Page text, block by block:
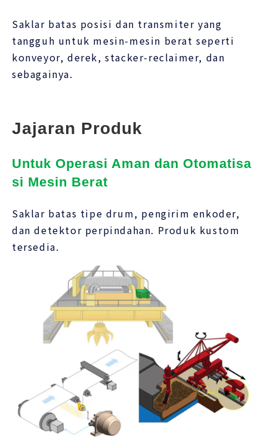
Saklar batas posisi dan transmiter yang
tangguh untuk mesin-mesin berat seperti
konveyor, derek, stacker-reclaimer, dan
sebagainya.
Jajaran Produk
Untuk Operasi Aman dan Otomatisa
si Mesin Berat
Saklar batas tipe drum, pengirim enkoder,
dan detektor perpindahan. Produk kustom
tersedia.